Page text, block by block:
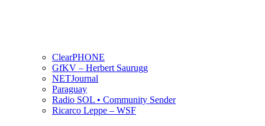
ClearPHONE
GfKV – Herbert Saurugg
NETJournal
Paraguay
Radio SOL • Community Sender
Ricarco Leppe – WSF